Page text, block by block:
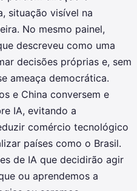
situação visível na
No mesmo painel,
descreveu como uma
decisões próprias e, sem
ameaça democrática.
e China conversem e
IA, evitando a
comércio tecnológico
países como o Brasil.
de IA que decidirão agir
ou aprendemos a